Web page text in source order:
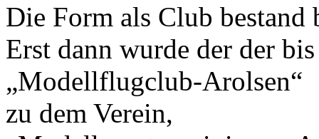
Die Form als Club bestand
Erst dann wurde der der
„Modellflugclub-Arolsen“
zu dem Verein,